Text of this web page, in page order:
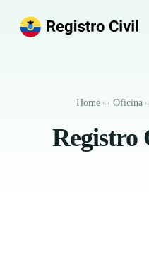
Home Oficina
Registro